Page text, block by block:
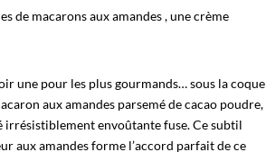
de macarons aux amandes , une crème
une pour les plus gourmands… sous la coque
aux amandes parsemé de cacao poudre,
irrésistiblement envoûtante fuse. Ce subtil
aux amandes forme l’accord parfait de ce